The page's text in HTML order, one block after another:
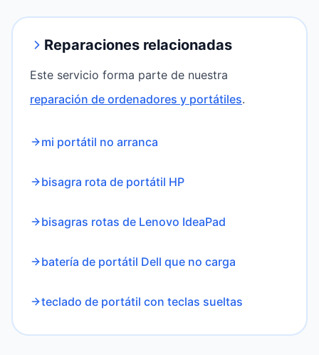
Reparaciones relacionadas
Este servicio forma parte de nuestra
reparación de ordenadores y portátiles.
mi portátil no arranca
bisagra rota de portátil HP
bisagras rotas de Lenovo IdeaPad
batería de portátil Dell que no carga
teclado de portátil con teclas sueltas